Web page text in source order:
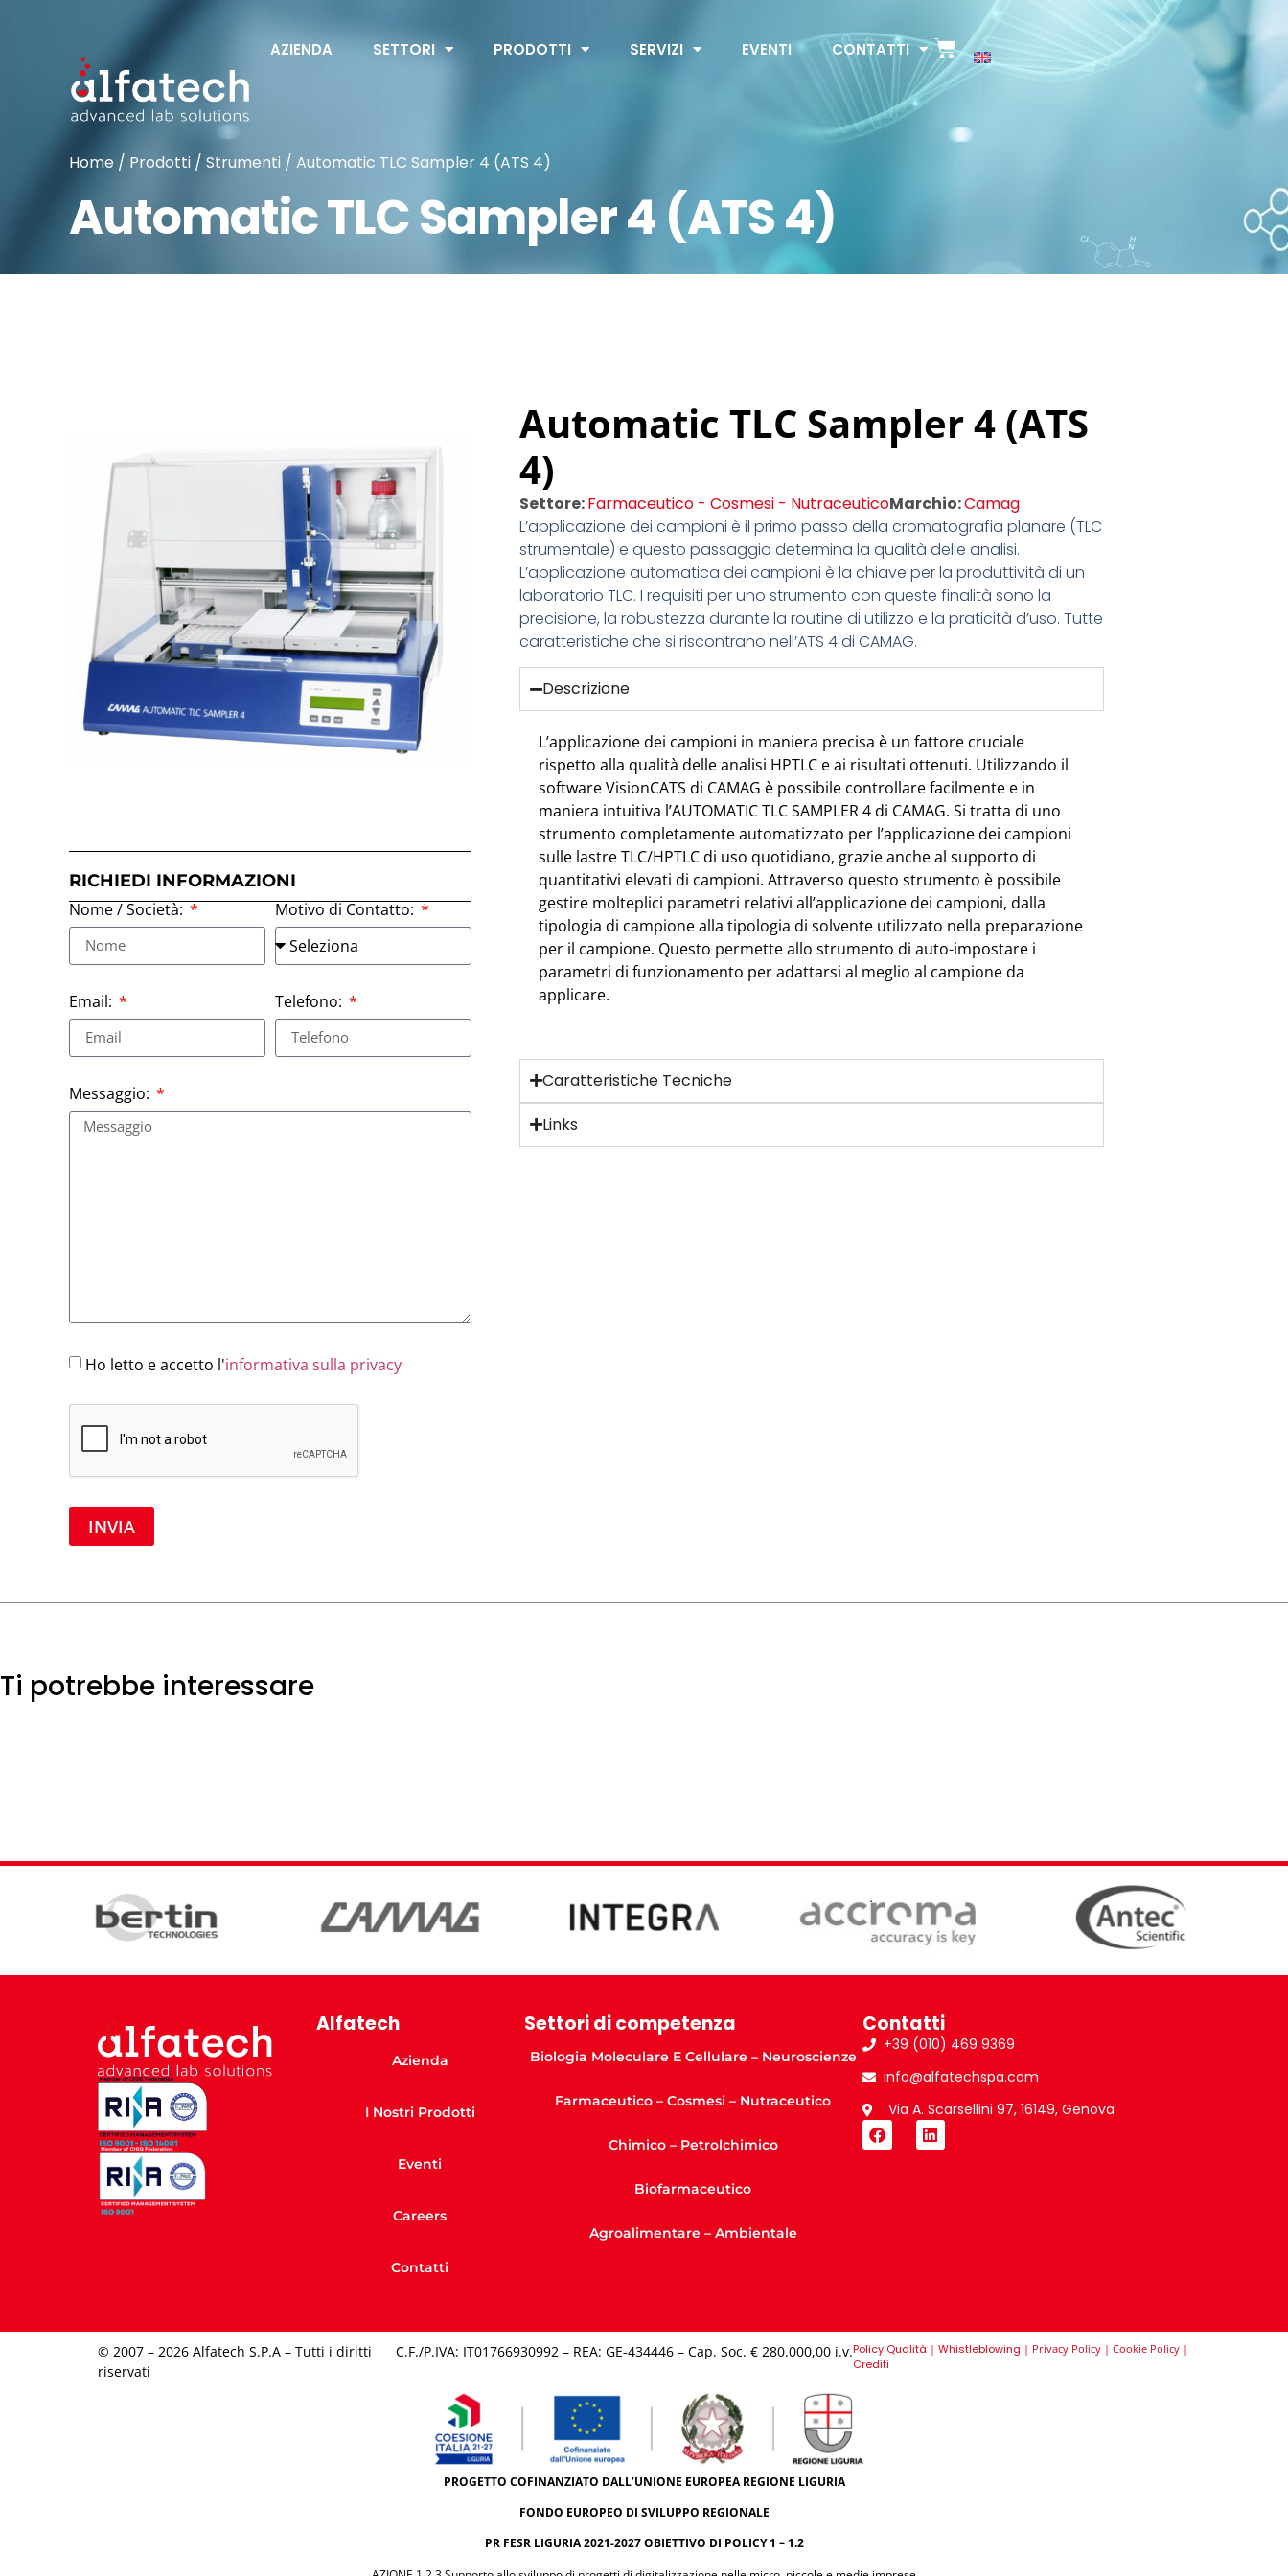
AZIENDA SETTORI PRODOTTI SERVIZI EVENTI CONTATTI
Home / Prodotti / Strumenti / Automatic TLC Sampler 4 (ATS 4)
Automatic TLC Sampler 4 (ATS 4)
RICHIEDI INFORMAZIONI
Nome / Società:
Motivo di Contatto:
Email: Telefono:
Messaggio:
Ho letto e accetto l'informativa sulla privacy
INVIA
Automatic TLC Sampler 4 (ATS
4)
Settore:Farmaceutico - Cosmesi - NutraceuticoMarchio:Camag
L’applicazione dei campioni è il primo passo della cromatografia planare (TLC
strumentale) e questo passaggio determina la qualità delle analisi.
L’applicazione automatica dei campioni è la chiave per la produttività di un
laboratorio TLC. I requisiti per uno strumento con queste finalità sono la
precisione, la robustezza durante la routine di utilizzo e la praticità d’uso. Tutte
caratteristiche che si riscontrano nell’ATS 4 di CAMAG.
Descrizione
L’applicazione dei campioni in maniera precisa è un fattore cruciale
rispetto alla qualità delle analisi HPTLC e ai risultati ottenuti. Utilizzando il
software VisionCATS di CAMAG è possibile controllare facilmente e in
maniera intuitiva l’AUTOMATIC TLC SAMPLER 4 di CAMAG. Si tratta di uno
strumento completamente automatizzato per l’applicazione dei campioni
sulle lastre TLC/HPTLC di uso quotidiano, grazie anche al supporto di
quantitativi elevati di campioni. Attraverso questo strumento è possibile
gestire molteplici parametri relativi all’applicazione dei campioni, dalla
tipologia di campione alla tipologia di solvente utilizzato nella preparazione
per il campione. Questo permette allo strumento di auto-impostare i
parametri di funzionamento per adattarsi al meglio al campione da
applicare.
Caratteristiche Tecniche
Links
Ti potrebbe interessare
Alfatech
Azienda
I Nostri Prodotti
Eventi
Careers
Contatti
Settori di competenza
Biologia Moleculare E Cellulare – Neuroscienze
Farmaceutico – Cosmesi – Nutraceutico
Chimico – Petrolchimico
Biofarmaceutico
Agroalimentare – Ambientale
Contatti
+39 (010) 469 9369
info@alfatechspa.com
Via A. Scarsellini 97, 16149, Genova
© 2007 – 2026 Alfatech S.P.A – Tutti i diritti
riservati
C.F./P.IVA: IT01766930992 – REA: GE-434446 – Cap. Soc. € 280.000,00 i.v.​Policy Qualità | Whistleblowing | Privacy Policy| Cookie Policy|
Crediti
PROGETTO COFINANZIATO DALL’UNIONE EUROPEA REGIONE LIGURIA
FONDO EUROPEO DI SVILUPPO REGIONALE
PR FESR LIGURIA 2021-2027 OBIETTIVO DI POLICY 1 – 1.2